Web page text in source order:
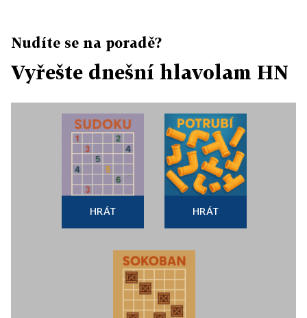
Nudíte se na poradě?
Vyřešte dnešní hlavolam HN
HRÁT HRÁT